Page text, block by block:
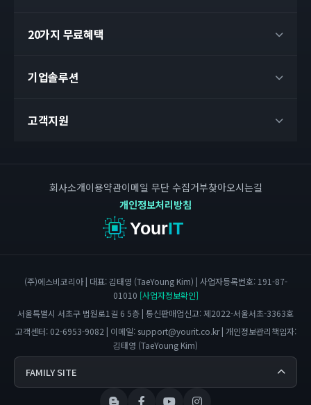
20가지 무료혜택
기업솔루션
고객지원
회사소개이용약관이메일 무단 수집거부찾아오시는길
개인정보처리방침
YourIT
(주)에스비코리아 | 대표: 김태영 (TaeYoung Kim) | 사업자등록번호: 191-87-
01010 [사업자정보확인]
서울특별시 서초구 법원로1길 6 5층 | 통신판매업신고: 제2022-서울서초-3363호
고객센터: 02-6953-9082 | 이메일: support@yourit.co.kr| 개인정보관리책임자:
김태영 (TaeYoung Kim)
FAMILY SITE